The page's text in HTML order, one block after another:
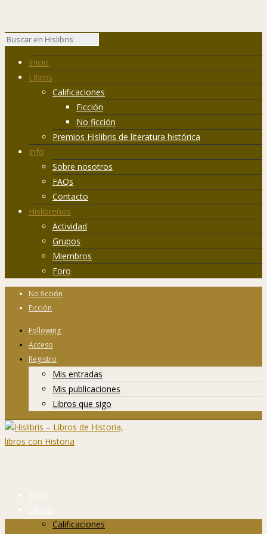
Inicio
Libros
Calificaciones
Ficción
No ficción
Premios Hislibris de literatura histórica
Info
Sobre nosotros
FAQs
Contacto
Hislibreños
Actividad
Grupos
Miembros
Foro
No ficción
Ficción
Following
Acceso
Registro
Mis entradas
Mis publicaciones
Libros que sigo
Inicio
Libros
Calificaciones